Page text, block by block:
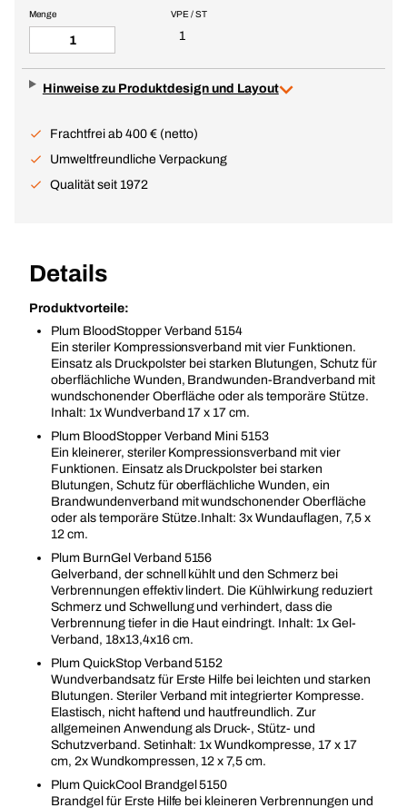
VPE / ST
1
Menge
Hinweise zu Produktdesign und Layout
Frachtfrei ab 400 € (netto)
Umweltfreundliche Verpackung
Qualität seit 1972
Details
Produktvorteile:
Plum BloodStopper Verband 5154
Ein steriler Kompressionsverband mit vier Funktionen.
Einsatz als Druckpolster bei starken Blutungen, Schutz für
oberflächliche Wunden, Brandwunden-Brandverband mit
wundschonender Oberfläche oder als temporäre Stütze.
Inhalt: 1x Wundverband 17 x 17 cm.
Plum BloodStopper Verband Mini 5153
Ein kleinerer, steriler Kompressionsverband mit vier
Funktionen. Einsatz als Druckpolster bei starken
Blutungen, Schutz für oberflächliche Wunden, ein
Brandwundenverband mit wundschonender Oberfläche
oder als temporäre Stütze.Inhalt: 3x Wundauflagen, 7,5 x
12 cm.
Plum BurnGel Verband 5156
Gelverband, der schnell kühlt und den Schmerz bei
Verbrennungen effektiv lindert. Die Kühlwirkung reduziert
Schmerz und Schwellung und verhindert, dass die
Verbrennung tiefer in die Haut eindringt. Inhalt: 1x Gel-
Verband, 18x13,4x16 cm.
Plum QuickStop Verband 5152
Wundverbandsatz für Erste Hilfe bei leichten und starken
Blutungen. Steriler Verband mit integrierter Kompresse.
Elastisch, nicht haftend und hautfreundlich. Zur
allgemeinen Anwendung als Druck-, Stütz- und
Schutzverband. Setinhalt: 1x Wundkompresse, 17 x 17
cm, 2x Wundkompressen, 12 x 7,5 cm.
Plum QuickCool Brandgel 5150
Brandgel für Erste Hilfe bei kleineren Verbrennungen und